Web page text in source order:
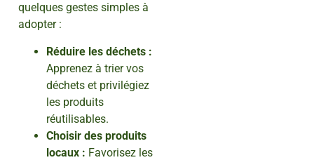
quelques gestes simples à
adopter :
Réduire les déchets :
Apprenez à trier vos
déchets et privilégiez
les produits
réutilisables.
Choisir des produits
locaux : Favorisez les